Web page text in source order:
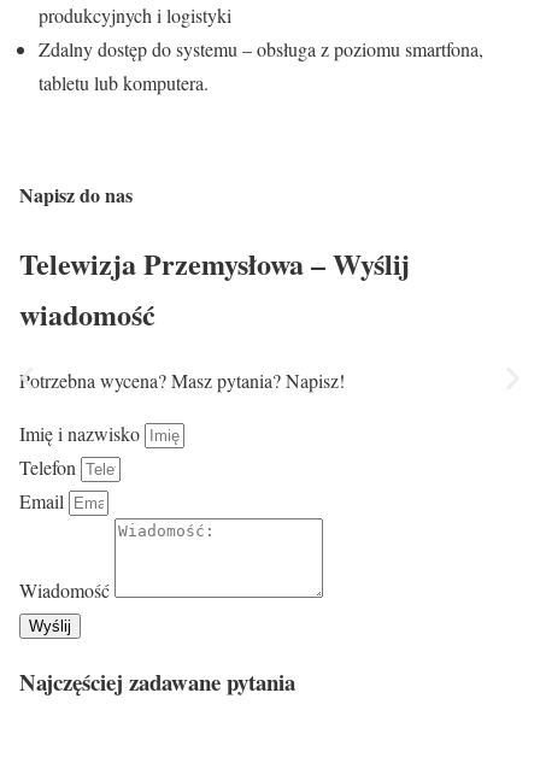
produkcyjnych i logistyki
Zdalny dostęp do systemu – obsługa z poziomu smartfona,
tabletu lub komputera.
Napisz do nas
Telewizja Przemysłowa – Wyślij
wiadomość
Potrzebna wycena? Masz pytania? Napisz!
Imię i nazwisko
Telefon
Email
Wiadomość
Wyślij
Najczęściej zadawane pytania